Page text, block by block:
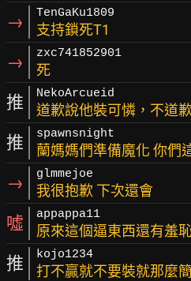
→ TenGaKu1809
支持鎖死T1
→ zxc741852901
死
推 NekoArcueid
道歉說他裝可憐，不道
推 spawnsnight
蘭媽媽們準備魔化 你們
→ glmmejoe
我很抱歉 下次還會
噓 appappa11
原來這個逼東西還有羞
推 kojo1234
打不贏就不要裝就那麼